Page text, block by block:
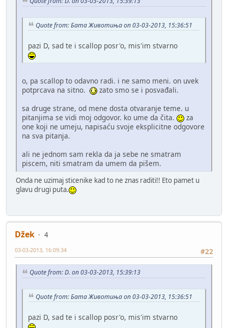
Quote from: Бата Животиња on 03-03-2013, 15:36:51
pazi D, sad te i scallop posr'o, mis'im stvarno
o, pa scallop to odavno radi. i ne samo meni. on uvek
potprcava na sitno.
zato smo se i posvađali.
sa druge strane, od mene dosta otvaranje teme. u
pitanjima se vidi moj odgovor. ko ume da čita.
za
one koji ne umeju, napisaću svoje eksplicitne odgovore
na sva pitanja.
ali ne jednom sam rekla da ja sebe ne smatram
piscem, niti smatram da umem da pišem.
Onda ne uzimaj sticenike kad to ne znas raditi!! Eto pamet u
glavu drugi puta.
Džek
4
#22
03-03-2013, 16:09:34
Quote from: D. on 03-03-2013, 15:39:13
Quote from: Бата Животиња on 03-03-2013, 15:36:51
pazi D, sad te i scallop posr'o, mis'im stvarno